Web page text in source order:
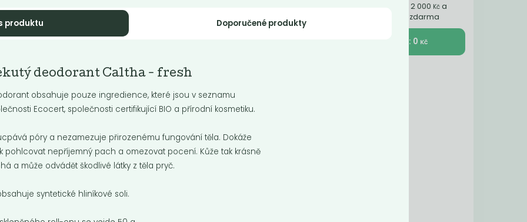
Nakupte ještě za 2 000 Kč a
získáte dopravu zdarma
K pokladně : 0 Kč
mýdlo na
mýdlo, které nevysušuje a
Obsahuje extrakt z
Do košíku:(59,70 Kč )
Kč / Kg
Tekutý šampón
Tierra Verde...
Jemně pečující šampon pro mastné
299
produktu Doporučené produkty
deodorant Caltha - fresh
obsahuje pouze ingredience, které jsou v seznamu
Ecocert, společnosti certifikující BIO a přírodní kosmetiku.
póry a nezamezuje přirozenému fungování těla. Dokáže
pohlcovat nepříjemný pach a omezovat pocení. Kůže tak krásně
a může odvádět škodlivé látky z těla pryč.
syntetické hliníkové soli.